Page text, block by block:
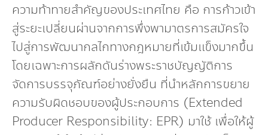
ความท้าทายสำคัญของประเทศไทย คือ การก้าวเข้า
สู่ระยะเปลี่ยนผ่านจากการพึ่งพามาตรการสมัครใจ
ไปสู่การพัฒนากลไกทางกฎหมายที่เข้มแข็งมากขึ้น
โดยเฉพาะการผลักดันร่างพระราชบัญญัติการ
จัดการบรรจุภัณฑ์อย่างยั่งยืน ที่นำหลักการขยาย
ความรับผิดชอบของผู้ประกอบการ (Extended
Producer Responsibility: EPR) มาใช้ เพื่อให้ผู้